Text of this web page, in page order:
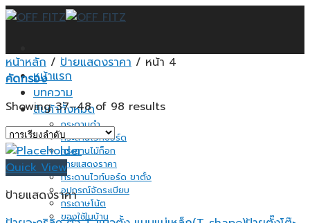
Skip
หน้าแรก
บทความ
สินค้าทั้งหมด
กระดานดำ
กระดานไวท์บอร์ด
กระดานไม้ก็อก
ป้ายแสดงราคา
กระดานไวท์บอร์ด ขาตั้ง
อุปกรณ์จัดระเบียบ
กระดาษโน้ต
ของใช้ในบ้าน
หน้าหลัก / ป้ายแสดงราคา / หน้า 4
คัดกรอง
Showing 37–48 of 98 results
Quick View
ป้ายแสดงราคา